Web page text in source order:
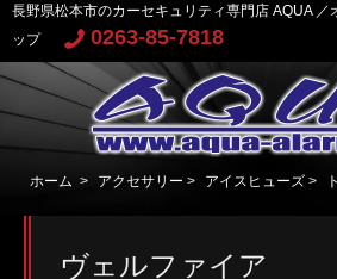
長野県松本市のカーセキュリティ専門店 AQUA ／
ップ
0263-85-7818
ホーム > アクセサリー > アイスヒューズ >
ヴェルファイア